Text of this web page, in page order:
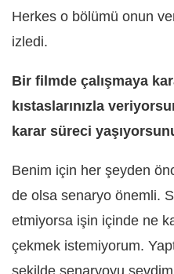
Herkes o bölümü onun
izledi.
Bir filmde çalışmaya
kıstaslarınızla
karar süreci
Benim için her şeyden
de olsa senaryo önemli.
etmiyorsa işin içinde ne
çekmek istemiyorum.
şekilde senaryoyu